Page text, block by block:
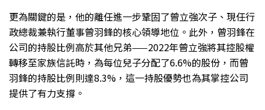
更為關鍵的是，他的離任進一步鞏固了曾立強次子、現任行
政總裁兼執行董事曾羽鋒的核心領導地位。此外，曾羽鋒在
公司的持股比例高於其他兄弟——2022年曾立強將其控股權
轉移至家族信託時，為每位兒子分配了6.6%的股份，而曾
羽鋒的持股比例則達8.3%，這一持股優勢也為其掌控公司
提供了有力支撐。